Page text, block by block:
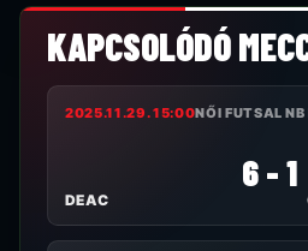
KAPCSOLÓDÓ
2025.11.29. 15:00NŐI FUTSAL NB
DEAC
6 - 1